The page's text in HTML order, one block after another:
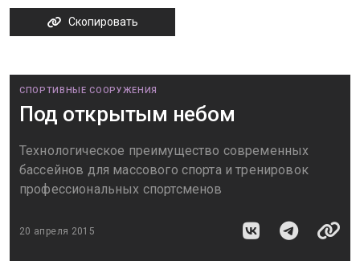
Скопировать
СПОРТИВНЫЕ СООРУЖЕНИЯ
Под открытым небом
Технологическое преимущество современных
бассейнов для массового спорта и тренировок
профессиональных спортсменов
20 апреля 2015